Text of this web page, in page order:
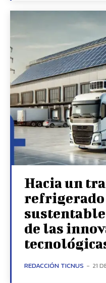
Hacia un
refrigerado
de las
REDACCIÓN TICNUS - 21